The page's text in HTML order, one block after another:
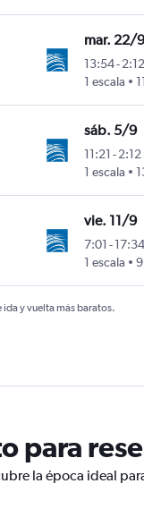
mar. 22/9
13:54-2:12
1 escala
sáb. 5/9
11:21 -2:12
1 escala
vie. 11/9
7:01 -17:34
1 escala
ida y vuelta más baratos.
para
la época ideal